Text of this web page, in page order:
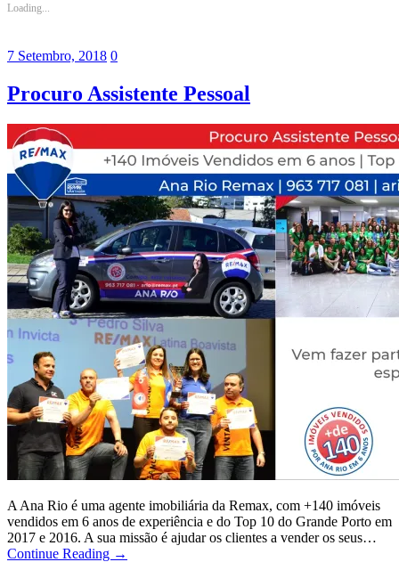
Loading...
7 Setembro, 2018 0
Procuro Assistente Pessoal
A Ana Rio é uma agente imobiliária da Remax, com +140 imóveis
vendidos em 6 anos de experiência e do Top 10 do Grande Porto em
2017 e 2016. A sua missão é ajudar os clientes a vender os seus…
Continue Reading →